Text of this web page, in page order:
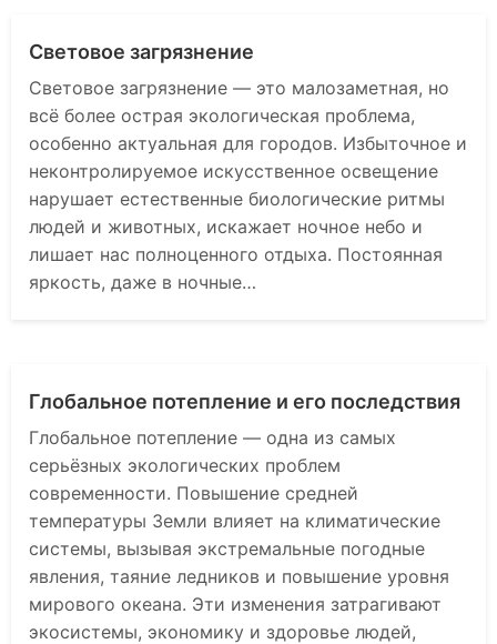
Световое загрязнение
Световое загрязнение — это малозаметная, но
всё более острая экологическая проблема,
особенно актуальная для городов. Избыточное и
неконтролируемое искусственное освещение
нарушает естественные биологические ритмы
людей и животных, искажает ночное небо и
лишает нас полноценного отдыха. Постоянная
яркость, даже в ночные…
Глобальное потепление и его последствия
Глобальное потепление — одна из самых
серьёзных экологических проблем
современности. Повышение средней
температуры Земли влияет на климатические
системы, вызывая экстремальные погодные
явления, таяние ледников и повышение уровня
мирового океана. Эти изменения затрагивают
экосистемы, экономику и здоровье людей,